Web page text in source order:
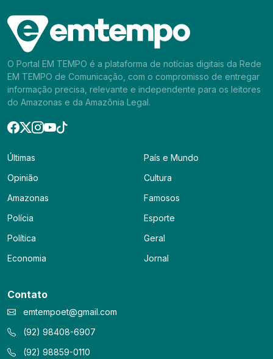
O Portal EM TEMPO é a plataforma de notícias digitais da Rede
EM TEMPO de Comunicação, com o compromisso de entregar
informação precisa, relevante e independente para os leitores
do Amazonas e da Amazônia Legal.
Últimas
Opinião
Amazonas
Polícia
Política
Economia
País e Mundo
Cultura
Famosos
Esporte
Geral
Jornal
Contato
emtempoet@gmail.com
(92) 98408-6907
(92) 98859-0110